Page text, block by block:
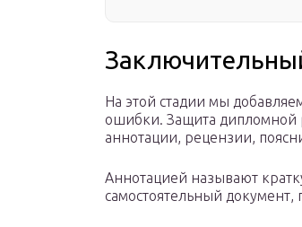
На этой стадии мы
ошибки. Защита дипломной
аннотации, рецензии,
Аннотацией называют
самостоятельный